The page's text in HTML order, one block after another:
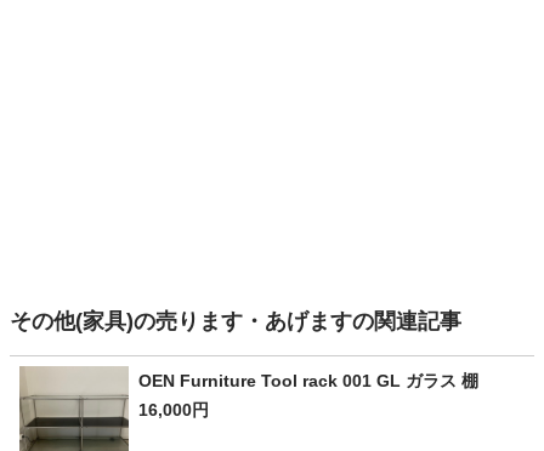
その他(家具)の売ります・あげますの関連記事
OEN Furniture Tool rack 001 GL ガラス 棚
16,000円